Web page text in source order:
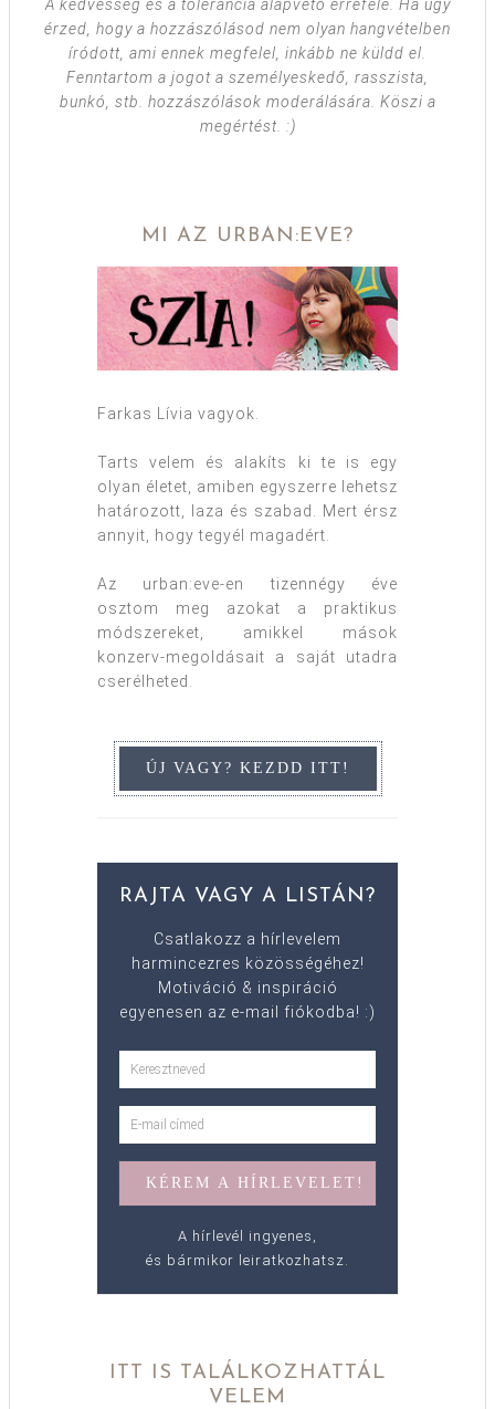
A kedvesség és a tolerancia alapvető errefelé. Ha úgy
érzed, hogy a hozzászólásod nem olyan hangvételben
íródott, ami ennek megfelel, inkább ne küldd el.
Fenntartom a jogot a személyeskedő, rasszista,
bunkó, stb. hozzászólások moderálására. Köszi a
megértést. :)
MI AZ URBAN:EVE?
Farkas Lívia vagyok.
Tarts velem és alakíts ki te is egy
olyan életet, amiben egyszerre lehetsz
határozott, laza és szabad. Mert érsz
annyit, hogy tegyél magadért.
Az urban:eve-en tizennégy éve
osztom meg azokat a praktikus
módszereket, amikkel mások
konzerv-megoldásait a saját utadra
cserélheted.
RAJTA VAGY A LISTÁN?
Csatlakozz a hírlevelem
harmincezres közösségéhez!
Motiváció & inspiráció
egyenesen az e-mail fiókodba! :)
A hírlevél ingyenes,
és bármikor leiratkozhatsz.
ITT IS TALÁLKOZHATTÁL
VELEM